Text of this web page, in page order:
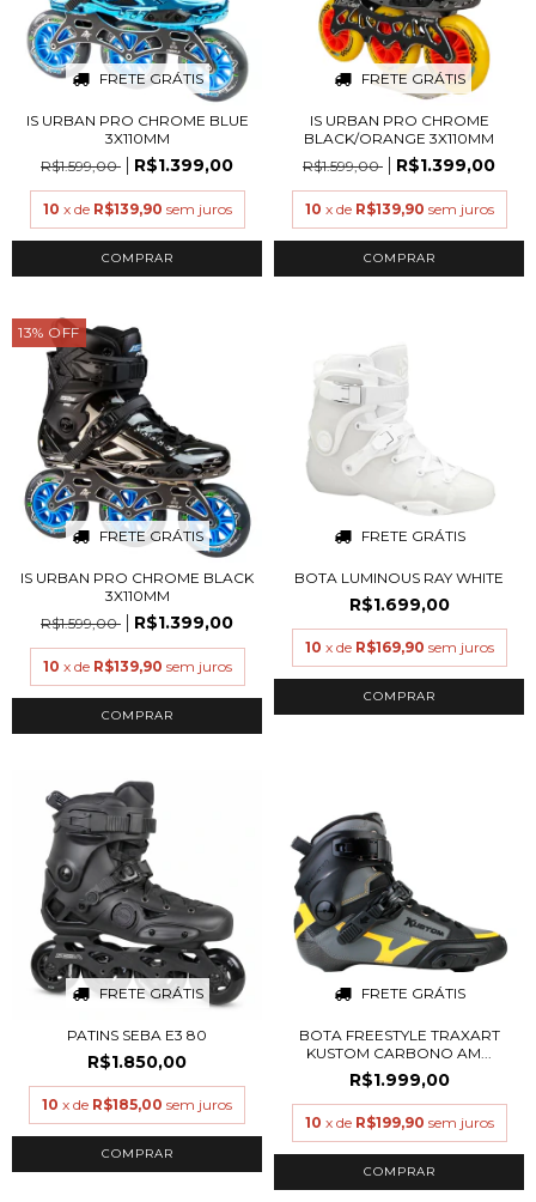
FRETE GRÁTIS
IS URBAN PRO CHROME BLUE
3X110MM
R$1.599,00
R$1.399,00
10 x de R$139,90 sem juros
COMPRAR
FRETE GRÁTIS
IS URBAN PRO CHROME
BLACK/ORANGE 3X110MM
R$1.599,00
R$1.399,00
10 x de R$139,90 sem juros
COMPRAR
13% OFF
FRETE GRÁTIS
IS URBAN PRO CHROME BLACK
3X110MM
R$1.599,00
R$1.399,00
10 x de R$139,90 sem juros
COMPRAR
FRETE GRÁTIS
BOTA LUMINOUS RAY WHITE
R$1.699,00
10 x de R$169,90 sem juros
COMPRAR
FRETE GRÁTIS
PATINS SEBA E3 80
R$1.850,00
10 x de R$185,00 sem juros
COMPRAR
FRETE GRÁTIS
BOTA FREESTYLE TRAXART
KUSTOM CARBONO AM...
R$1.999,00
10 x de R$199,90 sem juros
COMPRAR